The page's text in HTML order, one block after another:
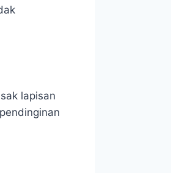
lapisan